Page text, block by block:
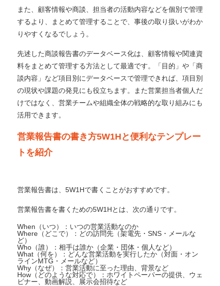
また、顧客情報や商談、担当者の活動内容などを個別で管理
するより、まとめて管理することで、事後の取り扱いがわか
りやすくなるでしょう。
先述した商談報告書のデータベース化は、顧客情報や関連資
料をまとめて管理する方法として最適です。「目的」や「商
談内容」など項目別にデータベースで管理できれば、項目別
の現状や課題の発見にも役立ちます。また営業担当者個人だ
けではなく、営業チームや組織全体の戦略的な取り組みにも
活用できます。
営業報告書の書き方5W1Hと便利なテンプレー
トを紹介
営業報告書は、5W1Hで書くことがおすすめです。
営業報告書を書くための5W1Hとは、次の通りです。
When（いつ）：いつの営業活動なのか
Where（どこで）：どの訪問先（架電先・SNS・メールな
ど）
Who（誰）：相手は誰か（企業・団体・個人など）
What（何を）：どんな営業活動を実行したか（対面・オン
ラインMTG・メールなど）
Why（なぜ）：営業活動に至った理由、背景など
How（どのような対応で）：ホワイトペーパーの提供、ウェ
ビナー、動画解説、展示会招待など